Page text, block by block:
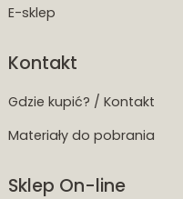
E-sklep
Kontakt
Gdzie kupić? / Kontakt
Materiały do pobrania
Sklep On-line